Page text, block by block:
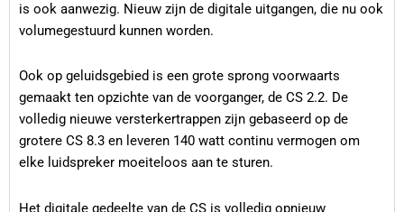
is ook aanwezig. Nieuw zijn de digitale uitgangen, die nu ook
volumegestuurd kunnen worden.
Ook op geluidsgebied is een grote sprong voorwaarts
gemaakt ten opzichte van de voorganger, de CS 2.2. De
volledig nieuwe versterkertrappen zijn gebaseerd op de
grotere CS 8.3 en leveren 140 watt continu vermogen om
elke luidspreker moeiteloos aan te sturen.
Het digitale gedeelte van de CS is volledig opnieuw